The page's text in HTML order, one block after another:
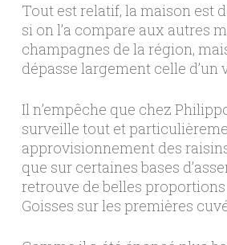
Tout est relatif, la maison est
si on l’a compare aux autres
champagnes de la région,
dépasse largement celle d’un
Il n’empêche que chez
surveille tout et
approvisionnement des
que sur certaines bases
retrouve de belles proportions
Goisses sur les premières